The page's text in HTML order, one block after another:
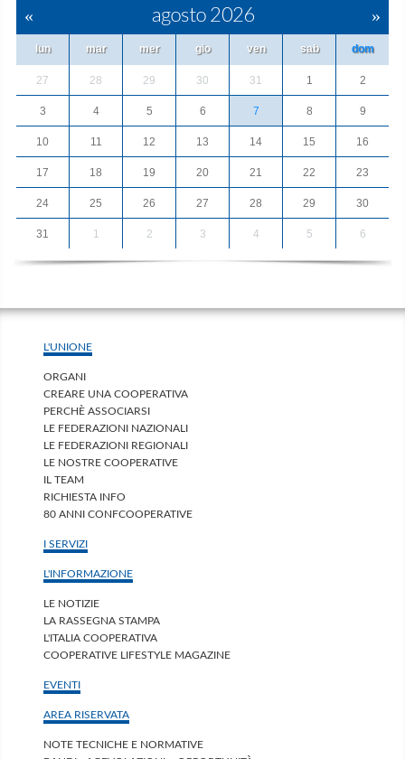
« agosto 2026 »
lun mar mer gio ven sab dom
27 28 29 30 31 1 2
3 4 5 6 7 8 9
10 11 12 13 14 15 16
17 18 19 20 21 22 23
24 25 26 27 28 29 30
31 1 2 3 4 5 6
L'UNIONE
ORGANI
CREARE UNA COOPERATIVA
PERCHÈ ASSOCIARSI
LE FEDERAZIONI NAZIONALI
LE FEDERAZIONI REGIONALI
LE NOSTRE COOPERATIVE
IL TEAM
RICHIESTA INFO
80 ANNI CONFCOOPERATIVE
I SERVIZI
L'INFORMAZIONE
LE NOTIZIE
LA RASSEGNA STAMPA
L'ITALIA COOPERATIVA
COOPERATIVE LIFESTYLE MAGAZINE
EVENTI
AREA RISERVATA
NOTE TECNICHE E NORMATIVE